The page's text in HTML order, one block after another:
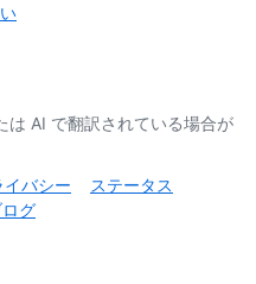
は AI で翻訳されている場合が
イバシー
ステータス
グ